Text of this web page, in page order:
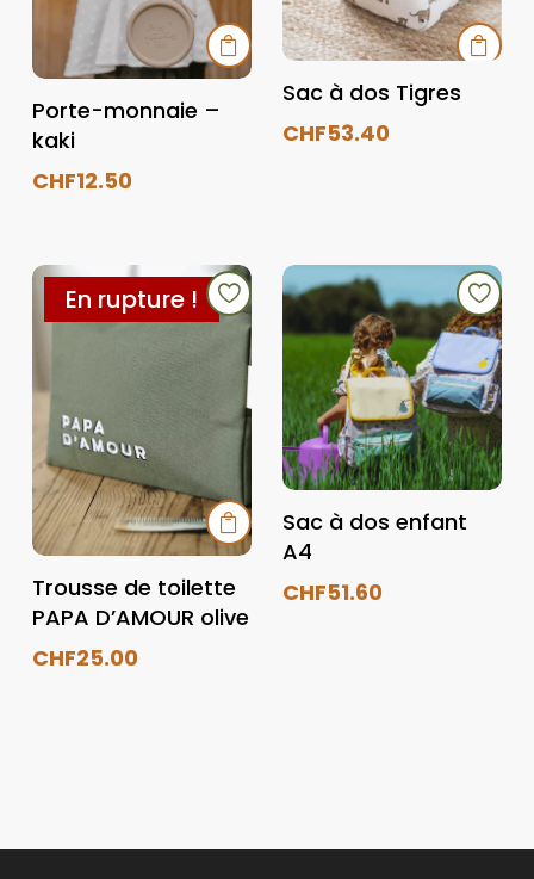

Porte-monnaie –
kaki
CHF12.50

Sac à dos Tigres
CHF53.40
En rupture !
Trousse de toilette
PAPA D’AMOUR olive
CHF25.00

Sac à dos enfant
A4
CHF51.60